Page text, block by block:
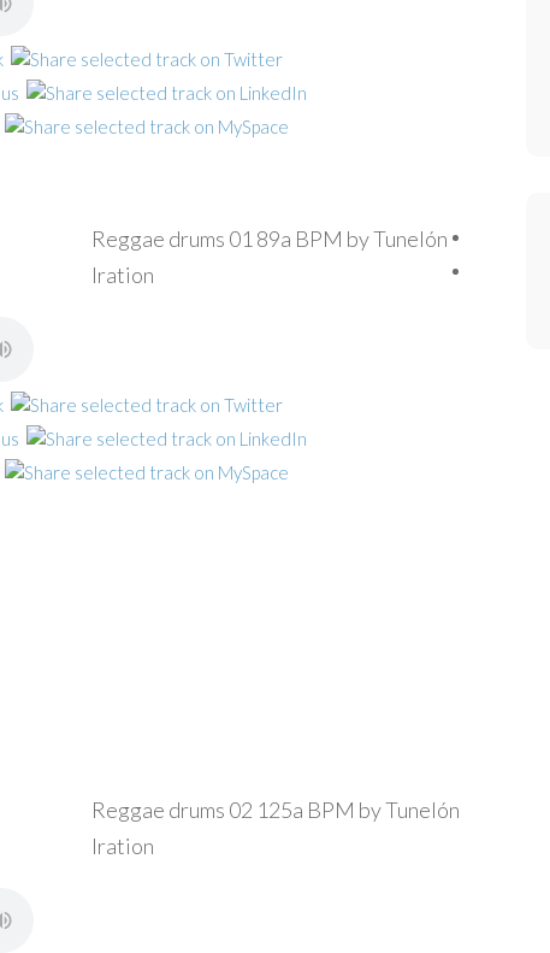
Reggae drums 01 89a BPM by Tunelón
Iration
Reggae drums 02 125a BPM by Tunelón
Iration